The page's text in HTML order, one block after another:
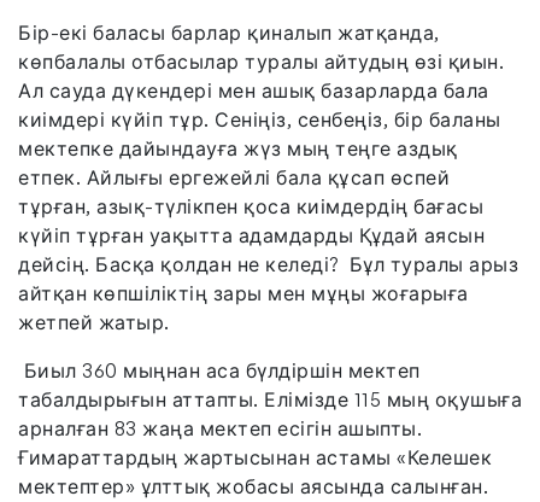
Бір-екі баласы барлар қиналып жатқанда,
көпбалалы отбасылар туралы айтудың өзі қиын.
Ал сауда дүкендері мен ашық базарларда бала
киімдері күйіп тұр. Сеніңіз, сенбеңіз, бір баланы
мектепке дайындауға жүз мың теңге аздық
етпек. Айлығы ергежейлі бала құсап өспей
тұрған, азық-түлікпен қоса киімдердің бағасы
күйіп тұрған уақытта адамдарды Құдай аясын
дейсің. Басқа қолдан не келеді? Бұл туралы арыз
айтқан көпшіліктің зары мен мұңы жоғарыға
жетпей жатыр.
Биыл 360 мыңнан аса бүлдіршін мектеп
табалдырығын аттапты. Елімізде 115 мың оқушыға
арналған 83 жаңа мектеп есігін ашыпты.
Ғимараттардың жартысынан астамы «Келешек
мектептер» ұлттық жобасы аясында салынған.